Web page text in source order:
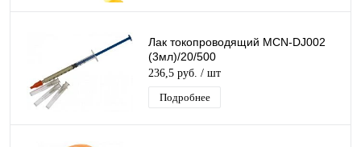
Лак токопроводящий MCN-DJ002
(3мл)/20/500
236,5 руб. / шт
Подробнее